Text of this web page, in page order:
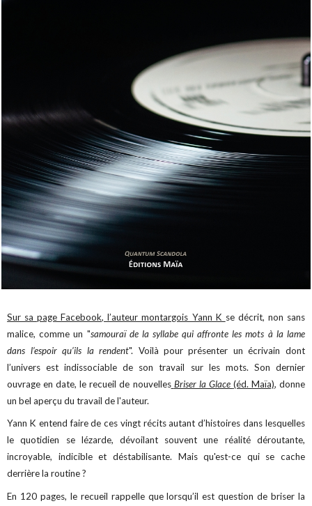
Sur sa page Facebook, l’auteur montargois Yann K se décrit, non sans
malice, comme un "samouraï de la syllabe qui affronte les mots à la lame
dans l’espoir qu’ils la rendent". Voilà pour présenter un écrivain dont
l’univers est indissociable de son travail sur les mots. Son dernier
ouvrage en date, le recueil de nouvelles Briser la Glace (éd. Maïa), donne
un bel aperçu du travail de l'auteur.
Yann K entend faire de ces vingt récits autant d’histoires dans lesquelles
le quotidien se lézarde, dévoilant souvent une réalité déroutante,
incroyable, indicible et déstabilisante. Mais qu'est-ce qui se cache
derrière la routine ?
En 120 pages, le recueil rappelle que lorsqu’il est question de briser la